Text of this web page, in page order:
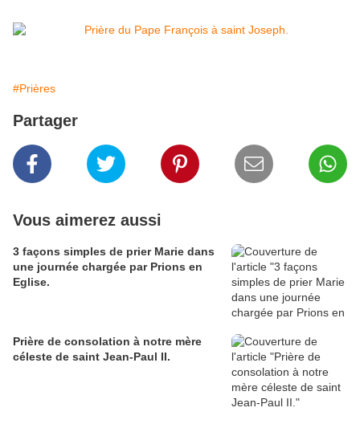
#Prières
Partager
Vous aimerez aussi
3 façons simples de prier Marie dans
une journée chargée par Prions en
Eglise.
Prière de consolation à notre mère
céleste de saint Jean-Paul II.